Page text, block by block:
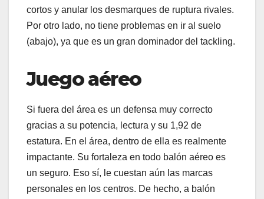
cortos y anular los desmarques de ruptura rivales.
Por otro lado, no tiene problemas en ir al suelo
(abajo), ya que es un gran dominador del tackling.
Juego aéreo
Si fuera del área es un defensa muy correcto
gracias a su potencia, lectura y su 1,92 de
estatura. En el área, dentro de ella es realmente
impactante. Su fortaleza en todo balón aéreo es
un seguro. Eso sí, le cuestan aún las marcas
personales en los centros. De hecho, a balón